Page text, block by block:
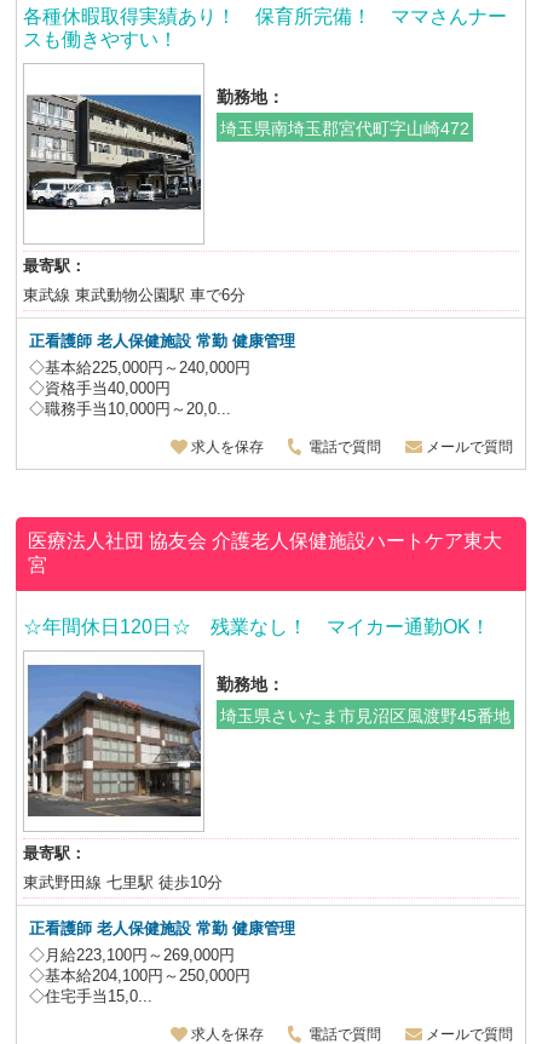
各種休暇取得実績あり！ 保育所完備！ ママさんナー
スも働きやすい！
勤務地：
埼玉県南埼玉郡宮代町字山崎472
最寄駅：
東武線 東武動物公園駅 車で6分
正看護師 老人保健施設常勤 健康管理
◇基本給225,000円～240,000円
◇資格手当40,000円
◇職務手当10,000円～20,0...
求人を保存 電話で質問 メールで質問
医療法人社団 協友会介護老人保健施設ハートケア東大
宮
☆年間休日120日☆ 残業なし！ マイカー通勤OK！
勤務地：
埼玉県さいたま市見沼区風渡野45番地
最寄駅：
東武野田線 七里駅 徒歩10分
正看護師 老人保健施設常勤 健康管理
◇月給223,100円～269,000円
◇基本給204,100円～250,000円
◇住宅手当15,0...
求人を保存 電話で質問 メールで質問